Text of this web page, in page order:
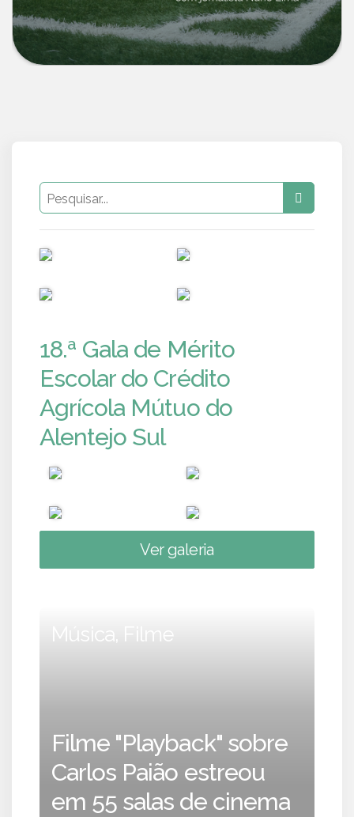
18.ª Gala de Mérito
Escolar do Crédito
Agrícola Mútuo do
Alentejo Sul
Ver galeria
Música, Filme
Filme "Playback" sobre
Carlos Paião estreou
em 55 salas de cinema